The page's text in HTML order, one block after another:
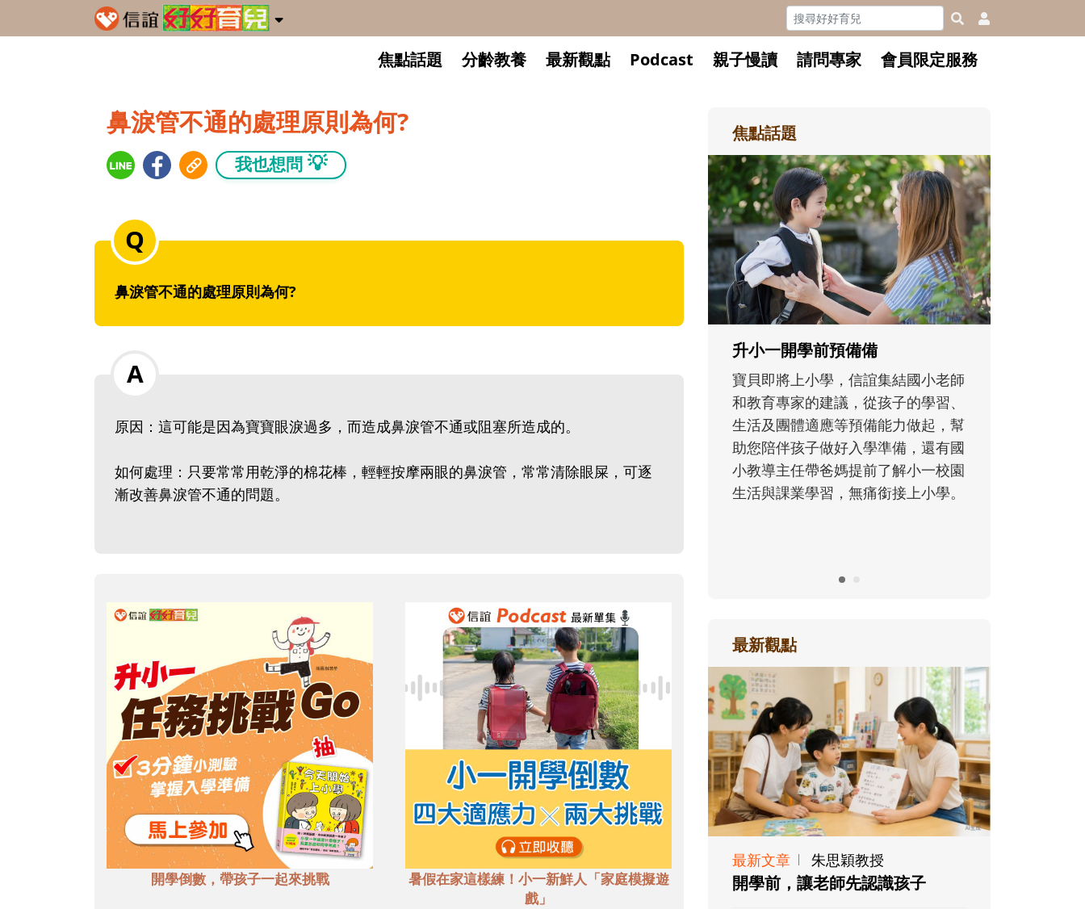
焦點話題 分齡教養 最新觀點 Podcast 親子慢讀 請問專家 會員限定服務
鼻淚管不通的處理原則為何?
我也想問 💡
鼻淚管不通的處理原則為何?
原因：這可能是因為寶寶眼淚過多，而造成鼻淚管不通或阻塞所造成的。
如何處理：只要常常用乾淨的棉花棒，輕輕按摩兩眼的鼻淚管，常常清除眼屎，可逐
漸改善鼻淚管不通的問題。
開學倒數，帶孩子一起來挑戰
暑假在家這樣練！小一新鮮人「家庭模擬遊
戲」
焦點話題
寶貝即將上小學，信誼集結國小老師
和教育專家的建議，從孩子的學習、
生活及團體適應等預備能力做起，幫
助您陪伴孩子做好入學準備，還有國
小教導主任帶爸媽提前了解小一校園
生活與課業學習，無痛銜接上小學。
和孩子一起長大的那個男人│讀
懂父親的不同模樣
沒有人天生就擅長當爸爸！男人總是
在一次次「前所未有」的體驗中，跟
著孩子一起長大。從給予安全感的肢
體遊戲，到獨立自主、角色認同及解
決問題的能力養成。爸爸正嘗試用不
同的模樣，參與孩子每個重要的成長
歷程。
最新觀點
最新文章 朱思穎教授
開學前，讓老師先認識孩子